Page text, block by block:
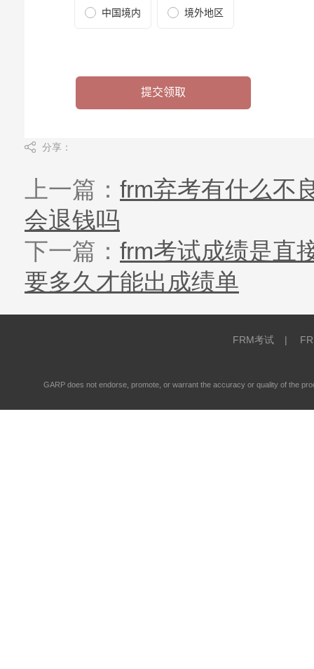
分享：
上一篇： frm弃考有什么不
会退钱吗
下一篇： frm考试成绩是直
要多久才能出成绩单
FRM考试 |
GARP does not endorse, promote, or warrant the accuracy or quality of the